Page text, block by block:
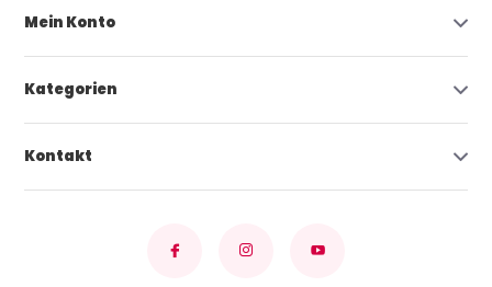
Mein Konto
Kategorien
Kontakt